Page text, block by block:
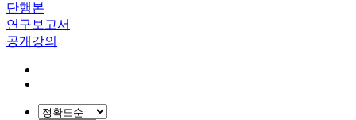
단행본
연구보고서
공개강의